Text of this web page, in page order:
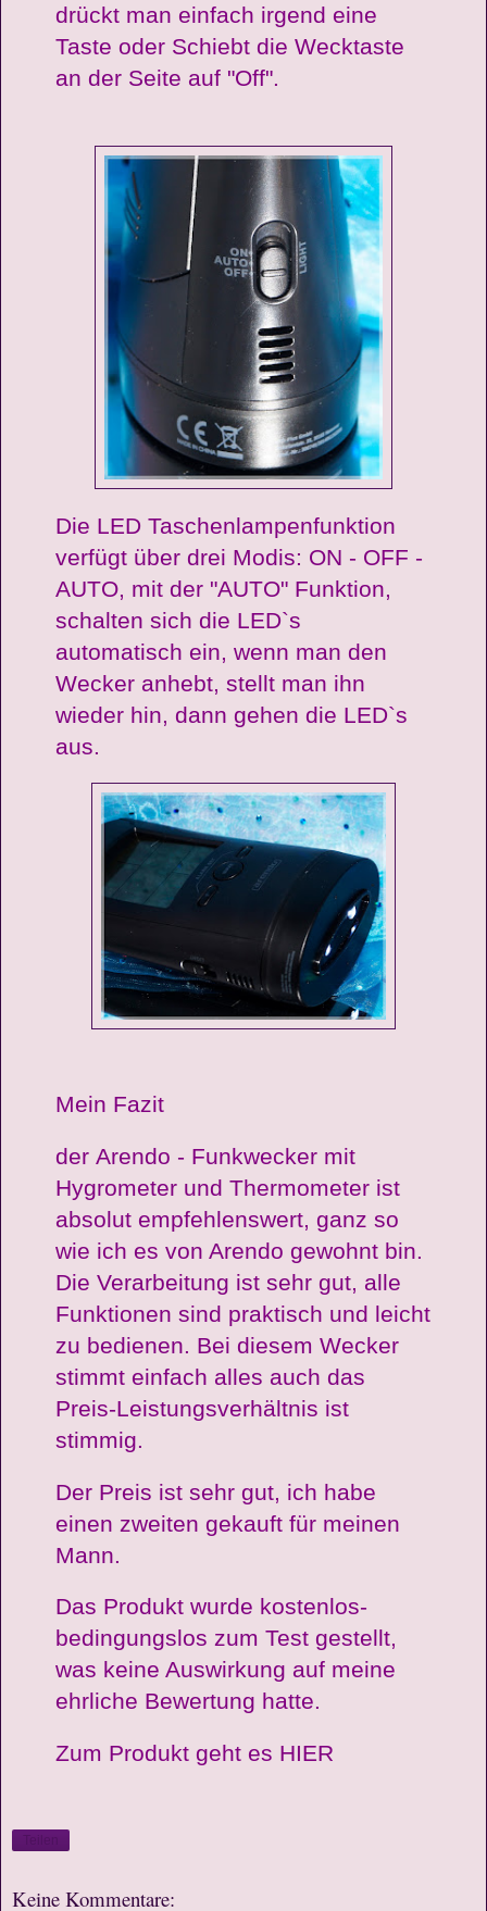
drückt man einfach irgend eine
Taste oder Schiebt die Wecktaste
an der Seite auf "Off".
Die LED Taschenlampenfunktion
verfügt über drei Modis: ON - OFF -
AUTO, mit der "AUTO" Funktion,
schalten sich die LED`s
automatisch ein, wenn man den
Wecker anhebt, stellt man ihn
wieder hin, dann gehen die LED`s
aus.
Mein Fazit
der Arendo - Funkwecker mit
Hygrometer und Thermometer ist
absolut empfehlenswert, ganz so
wie ich es von Arendo gewohnt bin.
Die Verarbeitung ist sehr gut, alle
Funktionen sind praktisch und leicht
zu bedienen. Bei diesem Wecker
stimmt einfach alles auch das
Preis-Leistungsverhältnis ist
stimmig.
Der Preis ist sehr gut, ich habe
einen zweiten gekauft für meinen
Mann.
Das Produkt wurde kostenlos-
bedingungslos zum Test gestellt,
was keine Auswirkung auf meine
ehrliche Bewertung hatte.
Zum Produkt geht es HIER
Keine Kommentare: